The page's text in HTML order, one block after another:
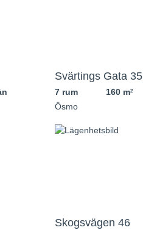
Svärtings Gata 35
7 rum 160 m2
Ösmo
Skogsvägen 46